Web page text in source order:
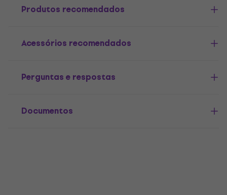
Produtos recomendados
Acessórios recomendados
Perguntas e respostas
Documentos